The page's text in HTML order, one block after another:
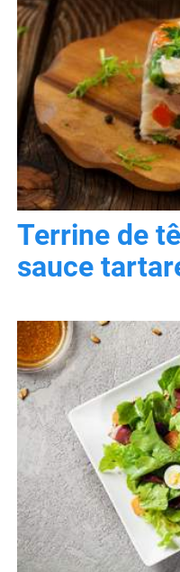
Terrine de
sauce